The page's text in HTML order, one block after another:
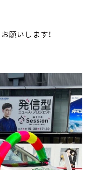
願いします！